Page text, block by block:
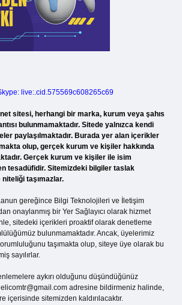
live:.cid.575569c608265c69
sitesi, herhangi bir marka, kurum veya şahıs
bulunmamaktadır. Sitede yalnızca kendi
paylaşılmaktadır. Burada yer alan içerikler
olup, gerçek kurum ve kişiler hakkında
Gerçek kurum ve kişiler ile isim
tesadüfidir. Sitemizdeki bilgiler taslak
taşımazlar.
gereğince Bilgi Teknolojileri ve İletişim
onaylanmış bir Yer Sağlayıcı olarak hizmet
sitedeki içerikleri proaktif olarak denetleme
bulunmamaktadır. Ancak, üyelerimiz
taşımakta olup, siteye üye olarak bu
sayılırlar.
aykırı olduğunu düşündüğünüz
adresine bildirmeniz halinde,
içerisinde sitemizden kaldırılacaktır.